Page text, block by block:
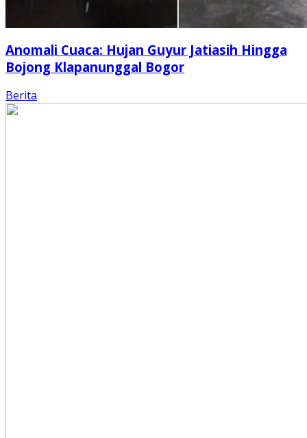
Anomali Cuaca: Hujan Guyur Jatiasih Hingga
Bojong Klapanunggal Bogor
Berita